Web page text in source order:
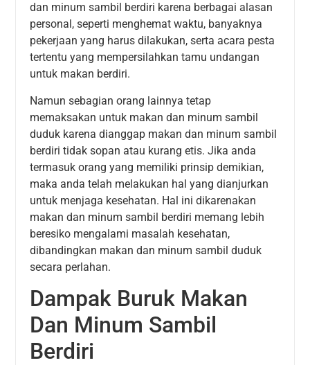
dan minum sambil berdiri karena berbagai alasan
personal, seperti menghemat waktu, banyaknya
pekerjaan yang harus dilakukan, serta acara pesta
tertentu yang mempersilahkan tamu undangan
untuk makan berdiri.
Namun sebagian orang lainnya tetap
memaksakan untuk makan dan minum sambil
duduk karena dianggap makan dan minum sambil
berdiri tidak sopan atau kurang etis. Jika anda
termasuk orang yang memiliki prinsip demikian,
maka anda telah melakukan hal yang dianjurkan
untuk menjaga kesehatan. Hal ini dikarenakan
makan dan minum sambil berdiri memang lebih
beresiko mengalami masalah kesehatan,
dibandingkan makan dan minum sambil duduk
secara perlahan.
Dampak Buruk Makan
Dan Minum Sambil
Berdiri